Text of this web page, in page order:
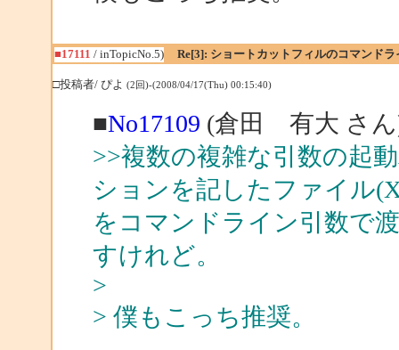
■17111 / inTopicNo.5) Re[3]: ショートカットフィルのコマンド
□投稿者/ ぴよ (2回)-(2008/04/17(Thu) 00:15:40)
■No17109 (倉田 有大 さん
>>複数の複雑な引数の起
ションを記したファイル
をコマンドライン引数で
すけれど。
>
> 僕もこっち推奨。